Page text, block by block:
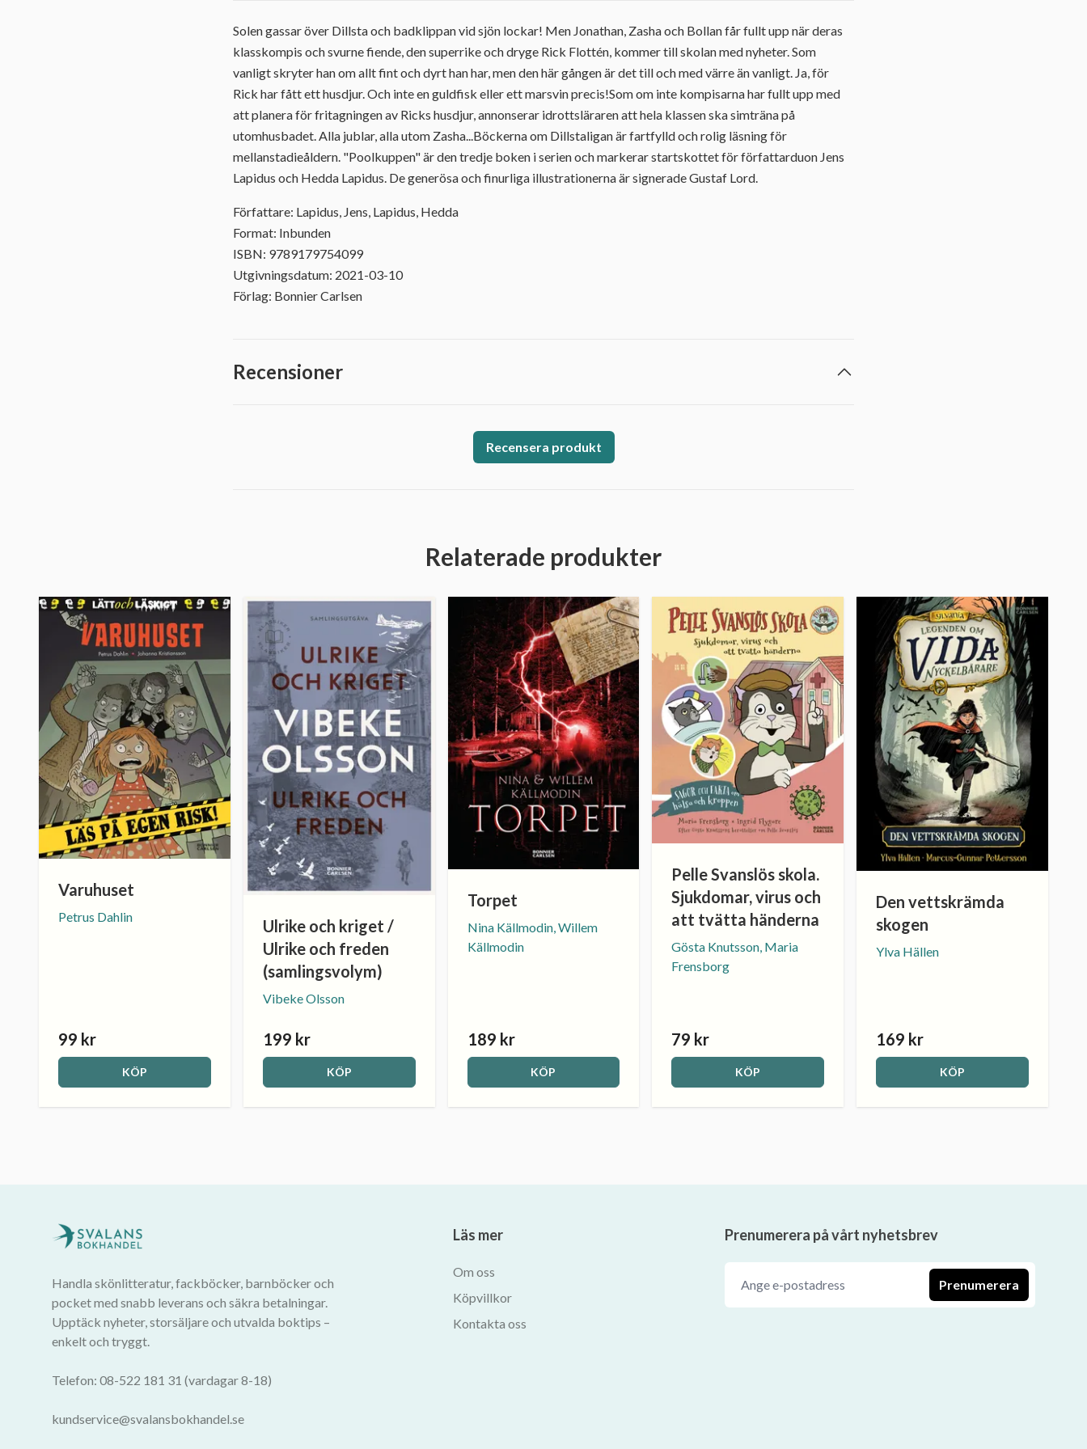
Solen gassar över Dillsta och badklippan vid sjön lockar! Men Jonathan, Zasha och Bollan får fullt upp när deras
klasskompis och svurne fiende, den superrike och dryge Rick Flottén, kommer till skolan med nyheter. Som
vanligt skryter han om allt fint och dyrt han har, men den här gången är det till och med värre än vanligt. Ja, för
Rick har fått ett husdjur. Och inte en guldfisk eller ett marsvin precis!Som om inte kompisarna har fullt upp med
att planera för fritagningen av Ricks husdjur, annonserar idrottsläraren att hela klassen ska simträna på
utomhusbadet. Alla jublar, alla utom Zasha...Böckerna om Dillstaligan är fartfylld och rolig läsning för
mellanstadieåldern. "Poolkuppen" är den tredje boken i serien och markerar startskottet för författarduon Jens
Lapidus och Hedda Lapidus. De generösa och finurliga illustrationerna är signerade Gustaf Lord.
Författare: Lapidus, Jens, Lapidus, Hedda
Format: Inbunden
ISBN: 9789179754099
Utgivningsdatum: 2021-03-10
Förlag: Bonnier Carlsen
Recensioner
Recensera produkt
Relaterade produkter
Varuhuset
Petrus Dahlin
99 kr
KÖP
Ulrike och kriget /
Ulrike och freden
(samlingsvolym)
Vibeke Olsson
199 kr
KÖP
Torpet
Nina Källmodin, Willem
Källmodin
189 kr
KÖP
Pelle Svanslös skola.
Sjukdomar, virus och
att tvätta händerna
Gösta Knutsson, Maria
Frensborg
79 kr
KÖP
Den vettskrämda
skogen
Ylva Hällen
169 kr
KÖP
Handla skönlitteratur, fackböcker, barnböcker och
pocket med snabb leverans och säkra betalningar.
Upptäck nyheter, storsäljare och utvalda boktips –
enkelt och tryggt.
Telefon: 08-522 181 31 (vardagar 8-18)
kundservice@svalansbokhandel.se
Läs mer
Om oss
Köpvillkor
Kontakta oss
Prenumerera på vårt nyhetsbrev
Prenumerera